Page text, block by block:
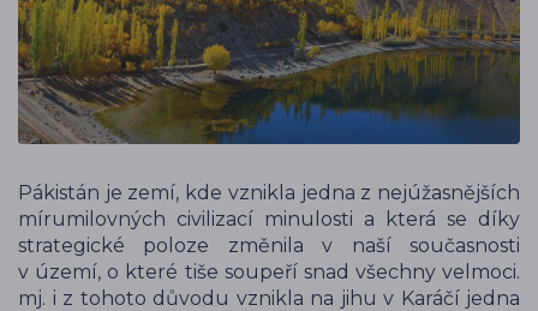
Pákistán je zemí, kde vznikla jedna z nejúžasnějších
mírumilovných civilizací minulosti a která se díky
strategické poloze změnila v naší současnosti
v území, o které tiše soupeří snad všechny velmoci.
mj. i z tohoto důvodu vznikla na jihu v Karáčí jedna